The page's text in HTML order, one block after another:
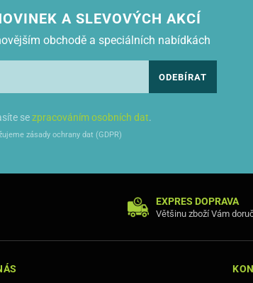
A SLEVOVÝCH AKCÍ
obchodě a speciálních nabídkách
ODEBÍRAT
sezpracováním osobních dat.
zásady ochrany dat (GDPR)
EXPRES DOPRAVA
Většinu zboží Vám